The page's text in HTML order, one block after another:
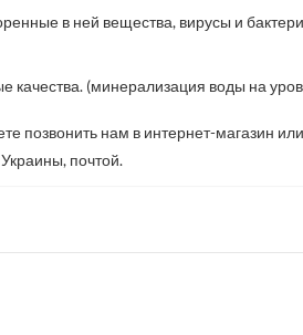
в ней вещества, вирусы и
(минерализация воды на
позвонить нам в интернет-магазин или
почтой.